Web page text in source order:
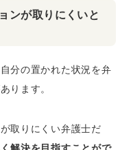
ンが取りにくいと
分の置かれた状況を弁
ります。
取りにくい弁護士だ